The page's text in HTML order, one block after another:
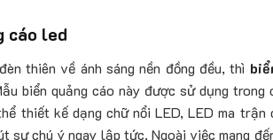
cáo led
thiên về ánh sáng nền đồng đều, thì
biển quảng cáo này được sử dụng
thiết kế dạng chữ nổi LED, LED ma
sự chú ý ngay lập tức. Ngoài việc mang